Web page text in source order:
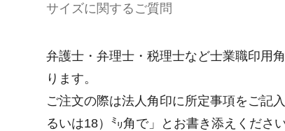
サイズに関するご質問
弁護士・弁理士・税理士など士業職印用
ります。
ご注文の際は法人角印に所定事項をご記
るいは18）㍉角で」とお書き添えください